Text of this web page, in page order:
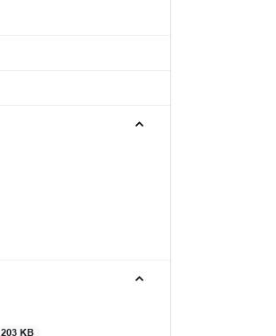
203 KB